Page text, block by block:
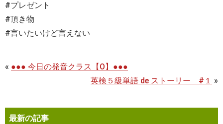
#プレゼント
#頂き物
#言いたいけど言えない
« ●●● 今日の発音クラス【O】●●●
英検５級単語 de ストーリー #１ »
最新の記事